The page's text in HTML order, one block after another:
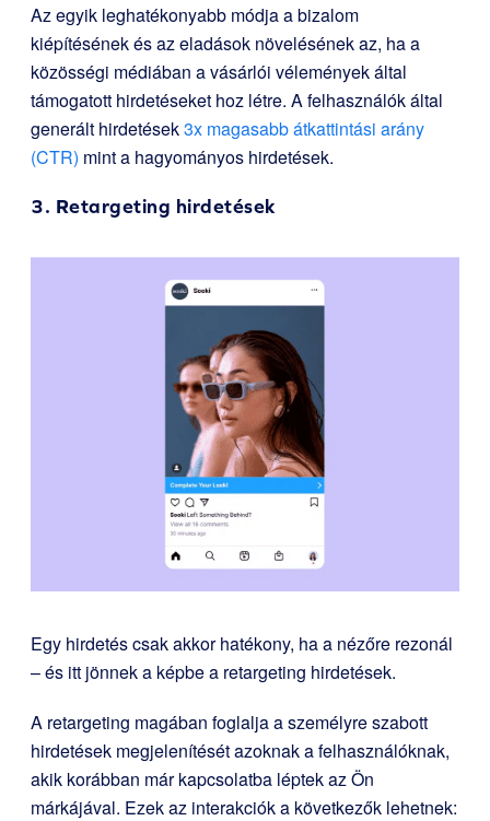
Az egyik leghatékonyabb módja a bizalom
kiépítésének és az eladások növelésének az, ha a
közösségi médiában a vásárlói vélemények által
támogatott hirdetéseket hoz létre. A felhasználók által
generált hirdetések3x magasabb átkattintási arány
(CTR) mint a hagyományos hirdetések.
3. Retargeting hirdetések
Egy hirdetés csak akkor hatékony, ha a nézőre rezonál
– és itt jönnek a képbe a retargeting hirdetések.
A retargeting magában foglalja a személyre szabott
hirdetések megjelenítését azoknak a felhasználóknak,
akik korábban már kapcsolatba léptek az Ön
márkájával. Ezek az interakciók a következők lehetnek: